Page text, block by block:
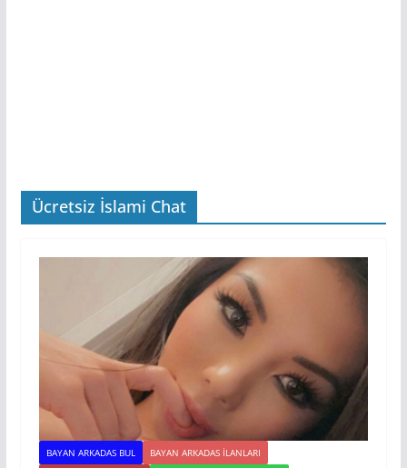
Ücretsiz İslami Chat
BAYAN ARKADAS BUL
BAYAN ARKADAS ILANLARI